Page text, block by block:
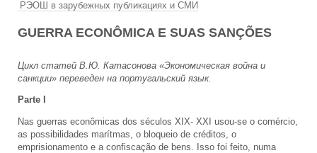
РЭОШ в зарубежных публикациях и СМИ
GUERRA ECONÔMICA E SUAS SANÇÕES
Цикл статей В.Ю. Катасонова «Экономическая война и
санкции» переведен на португальский язык.
Parte I
Nas guerras econômicas dos séculos XIX- XXI usou-se o comércio,
as possibilidades marítmas, o bloqueio de créditos, o
emprisionamento e a confiscação de bens. Isso foi feito, numa